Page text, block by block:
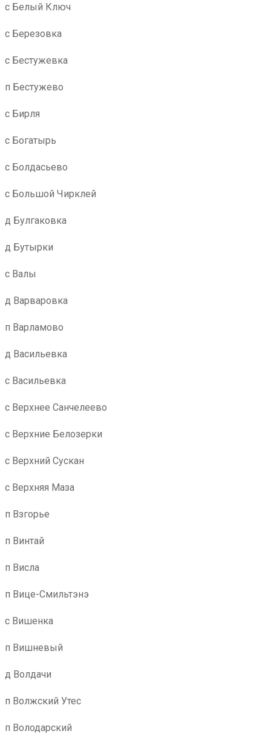
с Белый Ключ
с Березовка
с Бестужевка
п Бестужево
с Бирля
с Богатырь
с Болдасьево
с Большой Чирклей
д Булгаковка
д Бутырки
с Валы
д Варваровка
п Варламово
д Васильевка
с Васильевка
с Верхнее Санчелеево
с Верхние Белозерки
с Верхний Сускан
с Верхняя Маза
п Взгорье
п Винтай
п Висла
п Вице-Смильтэнэ
с Вишенка
п Вишневый
д Волдачи
п Волжский Утес
п Володарский